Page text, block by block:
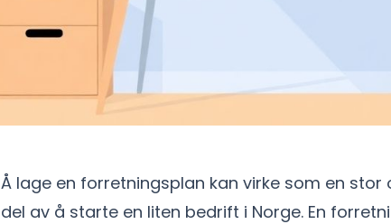
Å lage en forretningsplan kan virke som en
del av å starte en liten bedrift i Norge. En